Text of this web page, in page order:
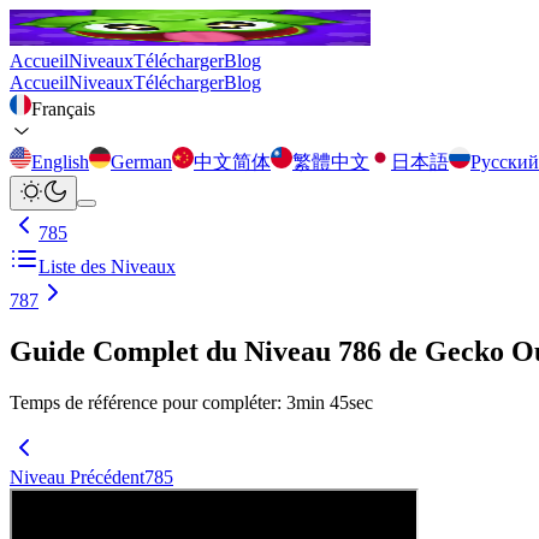
AccueilNiveauxTéléchargerBlog
AccueilNiveauxTéléchargerBlog
Français
English German 中文简体 繁體中文 日本語 Русский
785
Liste des Niveaux
787
Guide Complet du Niveau 786 de Gecko
Temps de référence pour compléter: 3min 45sec
Niveau Précédent785